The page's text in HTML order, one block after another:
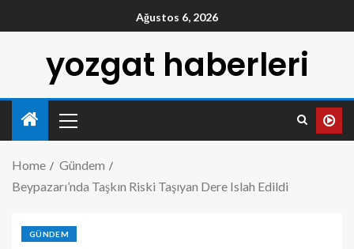
Ağustos 6, 2026
yozgat haberleri
Home
Gündem
Beypazarı’nda Taşkın Riski Taşıyan Dere Islah Edildi
GÜNDEM